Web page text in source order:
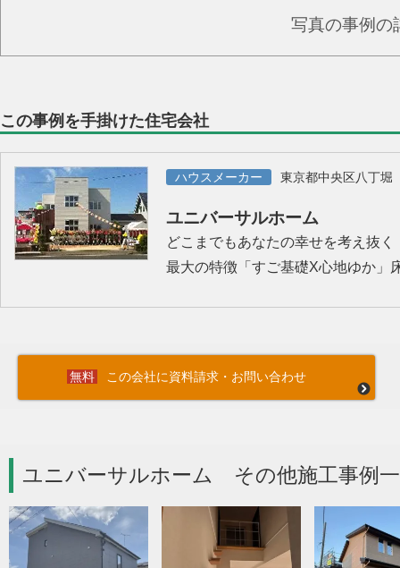
写真の事例の
この事例を手掛けた住宅会社
ハウスメーカー 東京都中央区八丁堀
ユニバーサルホーム
どこまでもあなたの幸せを考え抜く
最大の特徴「すご基礎X心地ゆか
この会社に資料請求・お問い合わせ
ユニバーサルホーム その他施工事例